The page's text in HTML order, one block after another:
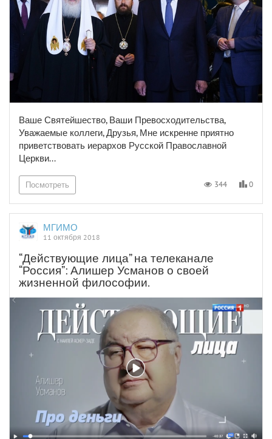
Ваше Святейшество, Ваши Превосходительства,
Уважаемые коллеги, Друзья, Мне искренне приятно
приветствовать иерархов Русской Православной
Церкви...
Посмотреть 344 0
МГИМО
11 октября 2018
“Действующие лица” на телеканале
“Россия”: Алишер Усманов о своей
жизненной философии.